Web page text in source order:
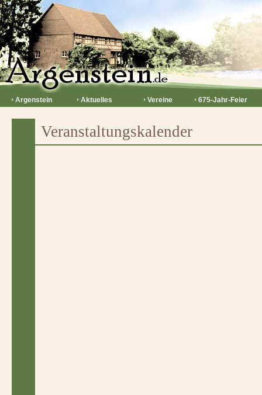
Argenstein Aktuelles Vereine 675-Jahr-Feier
Veranstaltungskalender